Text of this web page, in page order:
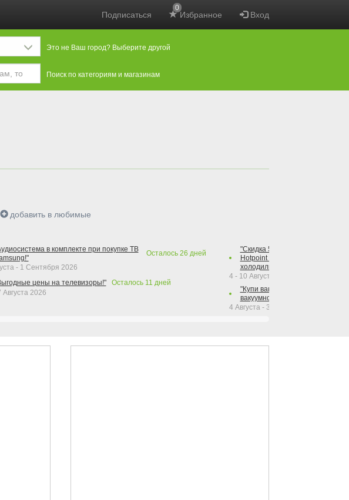
Подписаться Избранное
0
Вход
Это не Ваш город? Выберите другой
Поиск по категориям и магазинам
добавить в любимые
в комплекте при покупке ТВ
Осталось 26 дней
- 1 Сентября 2026
цены на телевизоры!"
Осталось 11 дней
Августа 2026
"Скидка 50% на варочную
Hotpoint при покупке духового
холодильника Hotpoint!"
4 - 10 Августа 2026
"Купи вакуумный упаковщик +
вакуумного упаковщика =
4 Августа - 30 Сентября 2026